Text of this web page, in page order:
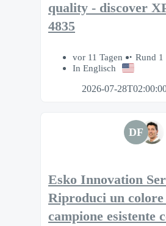
quality - discover
4835
vor 11 Tagen
Rund 1
In Englisch
2026-07-
DF
Esko Innovation
Riproduci un colore
campione esistente